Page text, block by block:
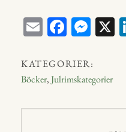
E
ail
Fa
bo
ok
M
en
ge
r
KATEGORIER:
Böcker,Julrimskategorier